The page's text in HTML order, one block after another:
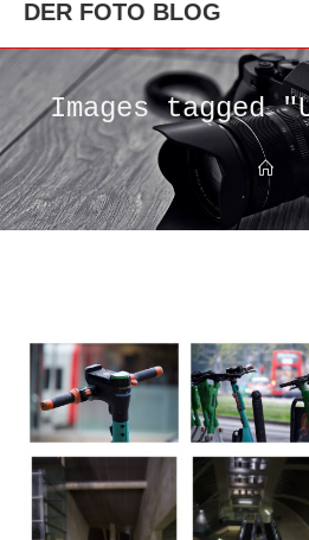
DER FOTO BLOG
Images tagged